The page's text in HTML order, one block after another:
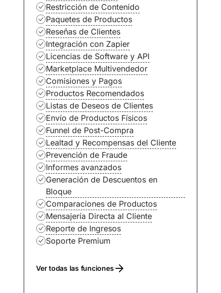
Restricción de Contenido
Paquetes de Productos
Reseñas de Clientes
Integración con Zapier
Licencias de Software y API
Marketplace Multivendedor
Comisiones y Pagos
Productos Recomendados
Listas de Deseos de Clientes
Envío de Productos Físicos
Funnel de Post-Compra
Lealtad y Recompensas del Cliente
Prevención de Fraude
Informes avanzados
Generación de Descuentos en
Bloque
Comparaciones de Productos
Mensajería Directa al Cliente
Reporte de Ingresos
Soporte Premium
Ver todas las funciones